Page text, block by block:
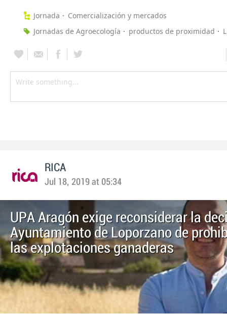
Jornada
Comercialización y mercados
Jornadas de Agroecología
productos de proximidad
RICA
Jul 18, 2019 at 05:34
UPA Aragón exige reconsiderar la
Ayuntamiento de Loporzano de
las explotaciones ganaderas